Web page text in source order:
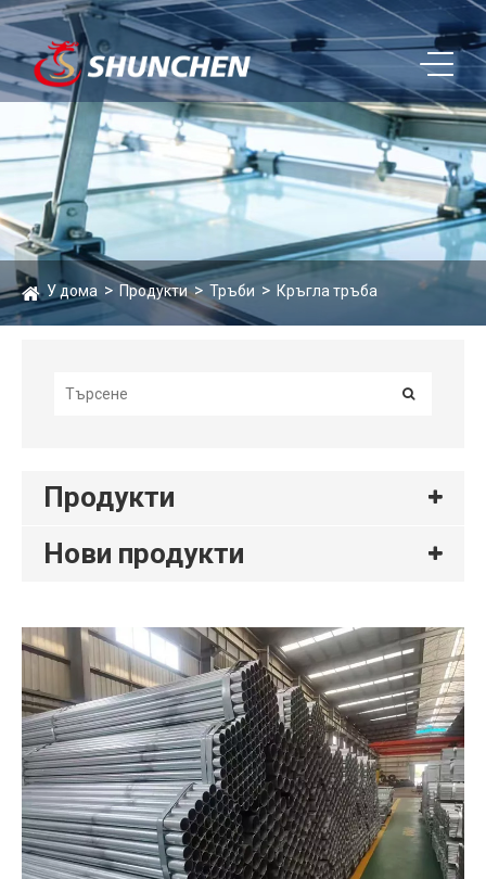
У дома Продукти Тръби Кръгла тръба
Продукти
Нови продукти